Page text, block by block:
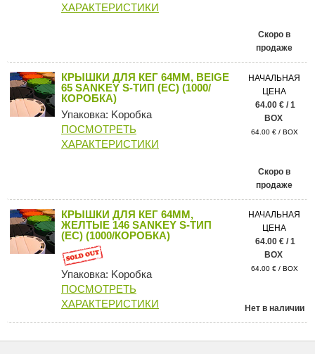
ХАРАКТЕРИСТИКИ
Скоро в
продаже
КРЫШКИ ДЛЯ КЕГ 64ММ, BEIGE
65 SANKEY S-ТИП (ЕС) (1000/
КОРОБКА)
Упаковка: Kоробка
ПОСМОТРЕТЬ
ХАРАКТЕРИСТИКИ
НАЧАЛЬНАЯ
ЦЕНА
64.00 € / 1
BOX
64.00 € / BOX
Скоро в
продаже
КРЫШКИ ДЛЯ КЕГ 64ММ,
ЖЕЛТЫЕ 146 SANKEY S-ТИП
(ЕС) (1000/КОРОБКА)
Упаковка: Kоробка
ПОСМОТРЕТЬ
ХАРАКТЕРИСТИКИ
НАЧАЛЬНАЯ
ЦЕНА
64.00 € / 1
BOX
64.00 € / BOX
Нет в наличии